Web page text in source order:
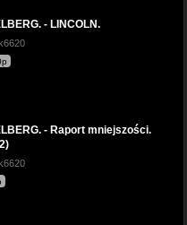
- LINCOLN.
- Raport mniejszości.